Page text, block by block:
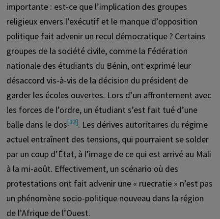
importante : est-ce que l’implication des groupes
religieux envers l’exécutif et le manque d’opposition
politique fait advenir un recul démocratique ? Certains
groupes de la société civile, comme la Fédération
nationale des étudiants du Bénin, ont exprimé leur
désaccord vis-à-vis de la décision du président de
garder les écoles ouvertes. Lors d’un affrontement avec
les forces de l’ordre, un étudiant s’est fait tué d’une
balle dans le dos[32]. Les dérives autoritaires du régime
actuel entraînent des tensions, qui pourraient se solder
par un coup d’État, à l’image de ce qui est arrivé au Mali
à la mi-août. Effectivement, un scénario où des
protestations ont fait advenir une « ruecratie » n’est pas
un phénomène socio-politique nouveau dans la région
de l’Afrique de l’Ouest.